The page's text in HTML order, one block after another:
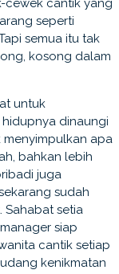
cewek cantik yang
seperti
semua itu tak
kosong dalam
untuk
dinaungi
menyimpulkan apa
bahkan lebih
juga
sudah
Sahabat setia
siap
cantik setiap
kenikmatan